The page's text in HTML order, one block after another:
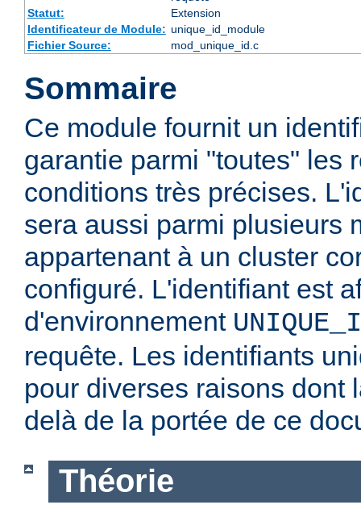
Statut:
Extension
Identificateur de Module: unique_id_module
Fichier Source:
mod_unique_id.c
Sommaire
Ce module fournit un
garantie parmi "toutes" les
conditions très précises.
sera aussi parmi plusieurs
appartenant à un cluster
configuré. L'identifiant est
d'environnement
requête. Les identifiants
pour diverses raisons dont
delà de la portée de ce
Théorie